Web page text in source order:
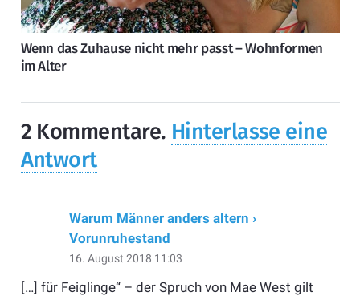
Wenn das Zuhause nicht mehr passt – Wohnformen
im Alter
2 Kommentare. Hinterlasse eine
Antwort
Warum Männer anders altern ›
Vorunruhestand
16. August 2018 11:03
[…] für Feiglinge“ – der Spruch von Mae West gilt